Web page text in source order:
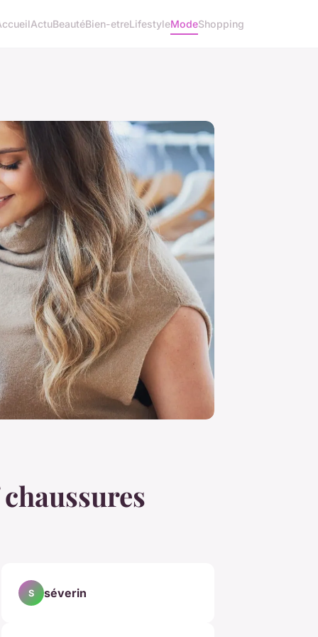
ActuBeautéBien-etreLifestyleModeShopping
S séverin